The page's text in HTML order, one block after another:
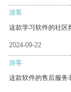
游客
这款学习软件的社区
2024-09-22
游客
这款软件的售后服务